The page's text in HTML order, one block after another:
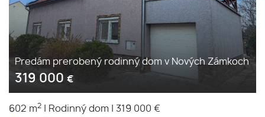
Predám prerobený rodinný dom v Nových Zámkoch
319 000 €
602 m2 Rodinný dom
319 000 €